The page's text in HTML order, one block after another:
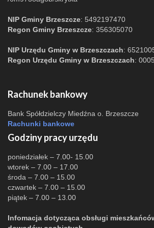
NIP Gminy Brzeszcze: 5492197470
Regon Gminy Brzeszcze: 356305070
NIP Urzędu Gminy w Brzeszczach:
Regon Urzędu Gminy w Brzeszczach:
Rachunek bankowy
Bank Spółdzielczy Miedźna o. Brzeszcze
Rachunki bankowe
Godziny pracy urzędu
poniedziałek – 7.00- 15.00
wtorek – 7.00 – 17.00
środa – 7.00 – 15.00
czwartek – 7.00 – 15.00
piątek – 7.00 – 13.00
Infomacja dotycząca obsługi